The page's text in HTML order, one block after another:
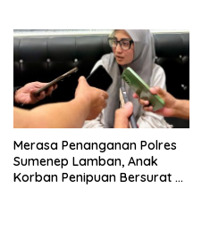
Merasa Penanganan Polres
Sumenep Lamban, Anak
Korban Penipuan Bersurat ke